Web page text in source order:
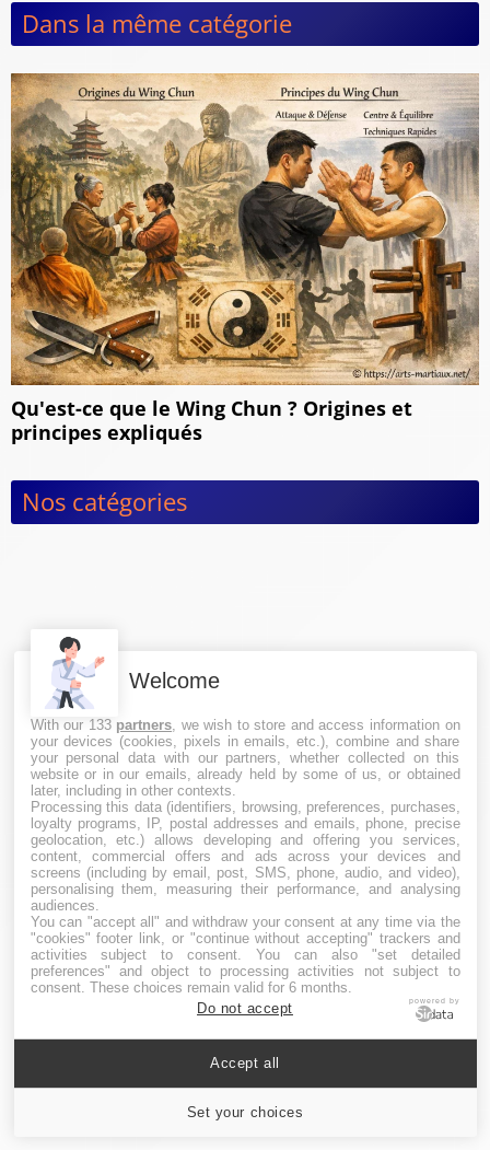
Dans la même catégorie
Qu'est-ce que le Wing Chun ? Origines et
principes expliqués
Nos catégories
Chanbara
Escrime
Sambo
Wing Chun
Aïkido
Boxe
Boxe anglaise
Boxe française
Boxe Thaï
Capoeira
Catch
Jiu-Jitsu Brésilien
Kendo
Welcome
With our 133 partners , we wish to store and access information on
your devices (cookies, pixels in emails, etc.), combine and share
your personal data with our partners, whether collected on this
website or in our emails, already held by some of us, or obtained
later, including in other contexts.
Processing this data (identifiers, browsing, preferences, purchases,
loyalty programs, IP, postal addresses and emails, phone, precise
geolocation, etc.) allows developing and offering you services,
content, commercial offers and ads across your devices and
screens (including by email, post, SMS, phone, audio, and video),
personalising them, measuring their performance, and analysing
audiences.
You can "accept all" and withdraw your consent at any time via the
"cookies" footer link, or "continue without accepting" trackers and
activities subject to consent. You can also "set detailed
preferences" and object to processing activities not subject to
consent. These choices remain valid for 6 months.
Do not accept
powered by
Set your choices
Accept all